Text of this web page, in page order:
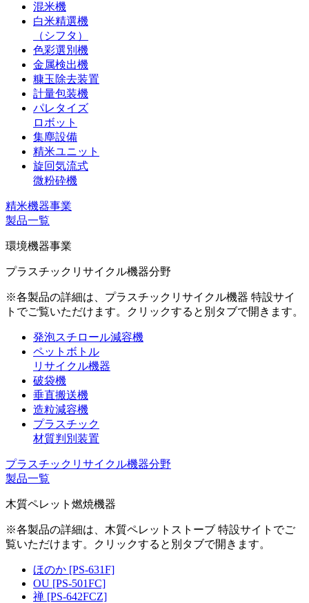
混米機
白米精選機
（シフタ）
色彩選別機
金属検出機
糠玉除去装置
計量包装機
パレタイズ
ロボット
集塵設備
精米ユニット
旋回気流式
微粉砕機
精米機器事業
製品一覧
環境機器事業
プラスチックリサイクル機器分野
※各製品の詳細は、プラスチックリサイクル機器 特設サイ
トでご覧いただけます。クリックすると別タブで開きます。
発泡スチロール減容機
ペットボトル
リサイクル機器
破袋機
垂直搬送機
造粒減容機
プラスチック
材質判別装置
プラスチックリサイクル機器分野
製品一覧
木質ペレット燃焼機器
※各製品の詳細は、木質ペレットストーブ 特設サイトでご
覧いただけます。クリックすると別タブで開きます。
ほのか [PS-631F]
OU [PS-501FC]
禅 [PS-642FCZ]